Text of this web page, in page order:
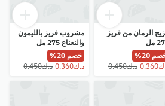
الرمان من فريز
مل
20%
⁦د.ك0.450⁩
مشروب فريز بالليمون
والنعناع 275 مل
خصم 20%
⁦د.ك0.450⁩